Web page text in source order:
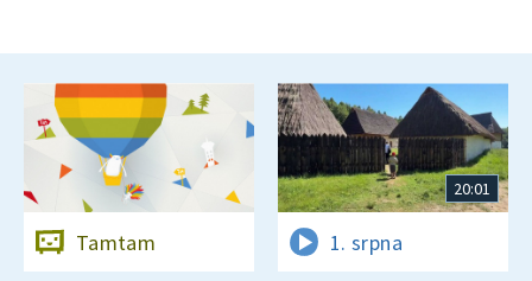
Tamtam
20:01
1. srpna